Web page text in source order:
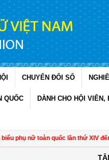
CHUYỂN ĐỔI SỐ
QUỐC DÀNH CHO HỘI VIÊN,
toàn quốc lần thứ XIV đến cán